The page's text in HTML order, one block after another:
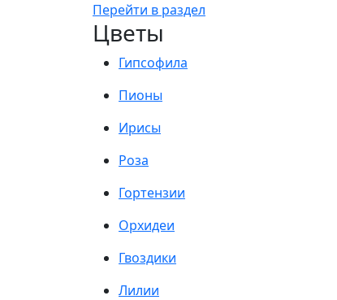
Перейти в раздел
Цветы
Гипсофила
Пионы
Ирисы
Роза
Гортензии
Орхидеи
Гвоздики
Лилии